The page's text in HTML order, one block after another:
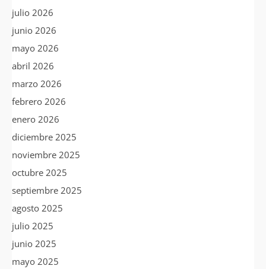
julio 2026
junio 2026
mayo 2026
abril 2026
marzo 2026
febrero 2026
enero 2026
diciembre 2025
noviembre 2025
octubre 2025
septiembre 2025
agosto 2025
julio 2025
junio 2025
mayo 2025